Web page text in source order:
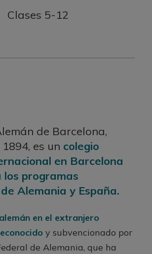
Clases 5-12
de Barcelona,
es un colegio
en Barcelona
programas
Alemania y España.
en el extranjero
y subvencionado por
de Alemania, que ha